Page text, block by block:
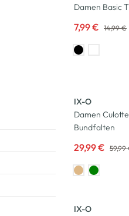
Damen Basic
7,99 € 14,99 €
IX-O
Damen
Bundfalten
29,99 € 59,99
IX-O